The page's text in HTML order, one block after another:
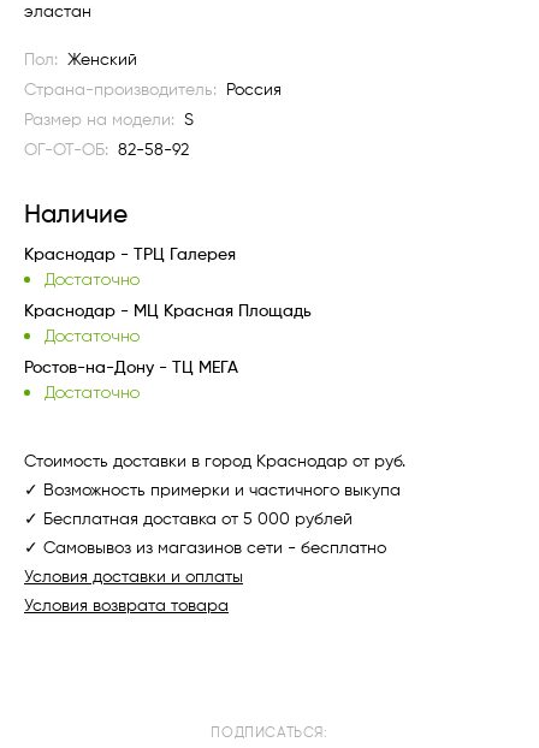
эластан
Пол:
Женский
Страна-производитель:
Россия
Размер на модели:
S
ОГ-ОТ-ОБ:
82-58-92
Наличие
Краснодар - ТРЦ Галерея
Достаточно
Краснодар - МЦ Красная Площадь
Достаточно
Ростов-на-Дону - ТЦ МЕГА
Достаточно
Стоимость доставки в город Краснодар от руб.
✓ Возможность примерки и частичного выкупа
✓ Бесплатная доставка от 5 000 рублей
✓ Самовывоз из магазинов сети - бесплатно
Условия доставки и оплаты
Условия возврата товара
ПОДПИСАТЬСЯ: